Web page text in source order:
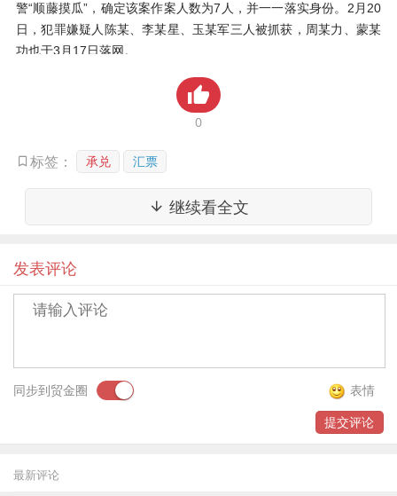
警“顺藤摸瓜”，确定该案作案人数为7人，并一一落实身份。2月20
日，犯罪嫌疑人陈某、李某星、玉某军三人被抓获，周某力、蒙某
功也于3月17日落网。
警方经查，嫌疑人陈某与周某力负责联系制作假的银行承兑汇
票及相关资料，胡某杰、李某星、玉某军负责找人找公司进行诈骗
分赃。
目前，七名犯罪嫌疑人已被警方依法刑事拘留，案件仍在进一
步侦查中。
据民警介绍，这起精心策划的骗局中，被骗的当事人在面对高
汇票的真假，致使落入圈套。
0
标签： 承兑 汇票
继续看全文
发表评论
同步到贸金圈
表情
提交评论
最新评论